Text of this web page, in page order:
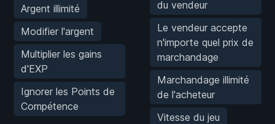
Argent illimité
Modifier l'argent
Multiplier les gains
d'EXP
Ignorer les Points de
Compétence
du vendeur
Le vendeur accepte
n'importe quel prix de
marchandage
Marchandage illimité
de l'acheteur
Vitesse du jeu